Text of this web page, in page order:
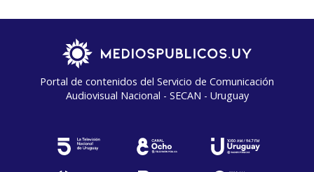
Portal de contenidos del Servicio de Comunicación
Audiovisual Nacional - SECAN - Uruguay